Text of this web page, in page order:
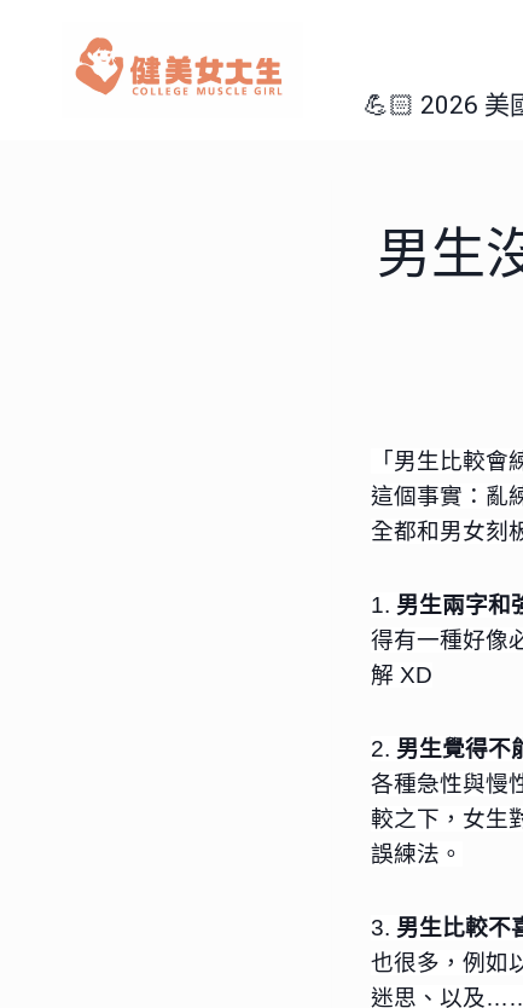
💪🏻 2026 美
男生
「男生比較
這個事實：亂
全都和男女刻
1. 男生兩字和
得有一種好像
解 XD
2. 男生覺得不
各種急性與慢
較之下，女生
誤練法。
3. 男生比較不
也很多，例如
迷思、以及